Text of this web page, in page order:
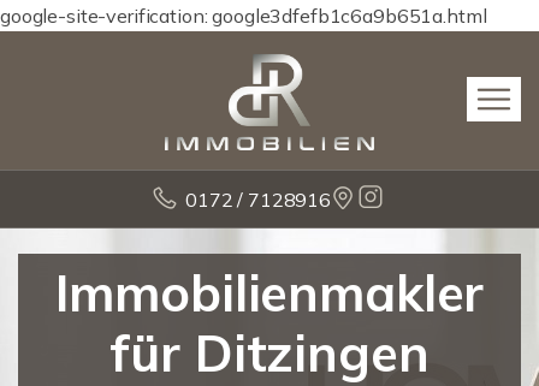
google-site-verification: google3dfefb1c6a9b651a.html
0172 / 7128916
Immobilienmakler
für Ditzingen